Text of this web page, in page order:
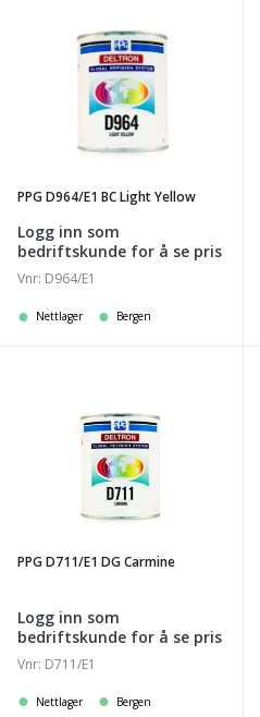
D964/E1
PPG D964/E1 BC Light Yellow
Logg inn som
bedriftskunde for å se pris
Vnr: D964/E1
Nettlager Bergen
PPG D711/E1 DG Carmine
Logg inn som
bedriftskunde for å se pris
Vnr: D711/E1
Nettlager Bergen